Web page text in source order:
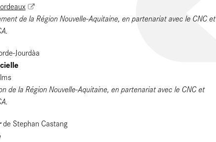
de la Région Nouvelle-Aquitaine, en partenariat avec le CNC et
Jourdàa
de la Région Nouvelle-Aquitaine, en partenariat avec le CNC et
de Stephan Castang